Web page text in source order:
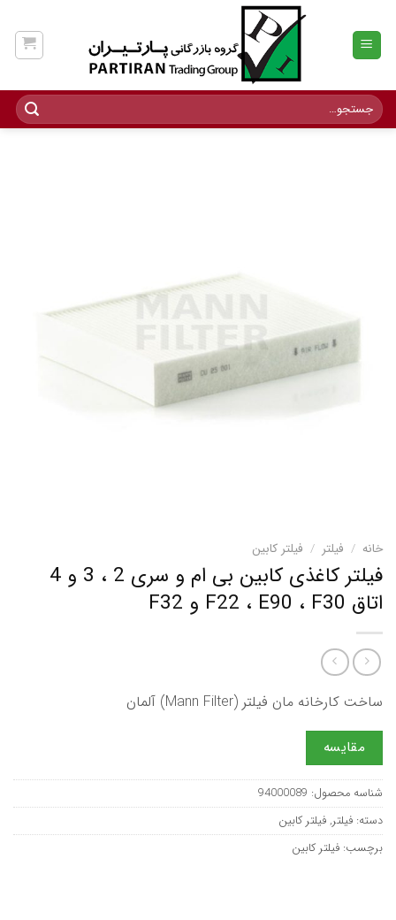
content
جستجو
برای:
خانه / فیلتر / فیلتر کابین
فیلتر كاغذی كابین بی ام و سری 2 ، 3 و 4
اتاق F22 ، E90 ، F30 و F32
ساخت کارخانه مان فیلتر (Mann Filter) آلمان
مقایسه
شناسه محصول: 94000089
دسته: فیلتر, فیلتر کابین
برچسب: فیلتر کابین